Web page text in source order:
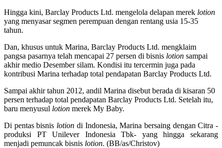
Hingga kini, Barclay Products Ltd. mengelola delapan merek lotion
yang menyasar segmen perempuan dengan rentang usia 15-35
tahun.
Dan, khusus untuk Marina, Barclay Products Ltd. mengklaim
pangsa pasarnya telah mencapai 27 persen di bisnis lotion sampai
akhir medio Desember silam. Kondisi itu tercermin juga pada
kontribusi Marina terhadap total pendapatan Barclay Products Ltd.
Sampai akhir tahun 2012, andil Marina disebut berada di kisaran 50
persen terhadap total pendapatan Barclay Products Ltd. Setelah itu,
baru menyusul lotion merek My Baby.
Di pentas bisnis lotion di Indonesia, Marina bersaing dengan Citra -
produksi PT Unilever Indonesia Tbk- yang hingga sekarang
menjadi pemuncak bisnis lotion. (BB/as/Christov)